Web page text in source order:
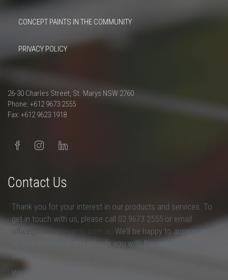
CONCEPT PAINTS IN THE COMMUNITY
PRIVACY POLICY
26-30 Charles Street, St. Marys NSW 2760
Phone: +612 9673 2555
Fax: +612 9623 1918
Contact Us
Thank you for your interest in our products and services. To
get in touch with us, please call 02 9673 2555 or email
office@conceptpaints.com.au We'll be happy to answer any
of your questions and provide you with the answers that you
seek.
We look forward to hearing from you soon.